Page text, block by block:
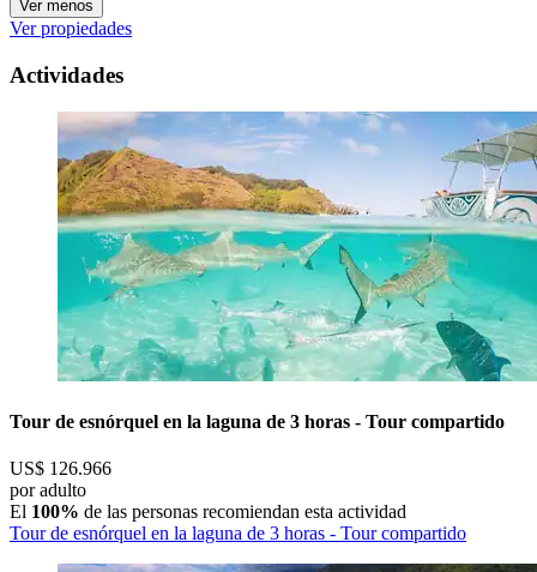
Ver menos
Ver propiedades
Actividades
Tour de esnórquel en la laguna de 3 horas - Tour compartido
US$ 126.966
por adulto
El 100% de las personas recomiendan esta actividad
Tour de esnórquel en la laguna de 3 horas - Tour compartido